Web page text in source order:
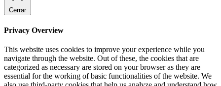
Cerrar
Privacy Overview
This website uses cookies to improve your experience while you
navigate through the website. Out of these, the cookies that are
categorized as necessary are stored on your browser as they are
essential for the working of basic functionalities of the website. We